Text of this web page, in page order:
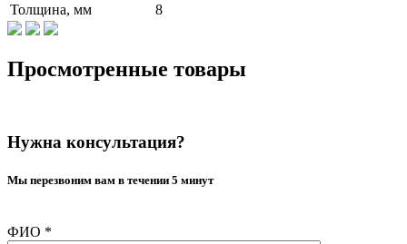
Толщина, мм
8
Просмотренные товары
Нужна консультация?
Мы перезвоним вам в течении 5 минут
ФИО *